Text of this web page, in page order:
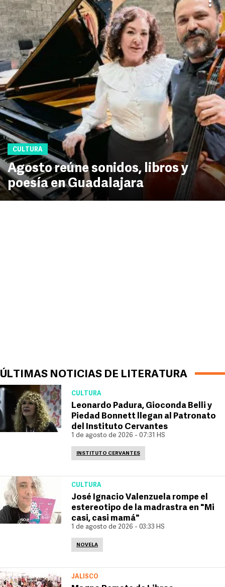
CULTURA
Agosto reúne sonidos, libros y
poesía en Guadalajara
ÚLTIMAS NOTICIAS DE LITERATURA
CULTURA
Leonardo Padura, Gioconda Belli y
Piedad Bonnett llegan al Patronato
del Instituto Cervantes
1 de agosto de 2026 - 07:31 HS
INSTITUTO CERVANTES
CULTURA
José Ignacio Valenzuela rompe el
estereotipo de la madrastra en "Mi
casi, casi mamá"
1 de agosto de 2026 - 03:33 HS
NOVELA
JALISCO